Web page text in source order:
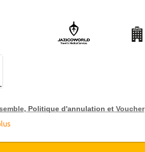
, Politique d'annulation et Voucher